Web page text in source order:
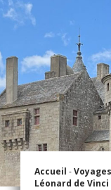
Accueil -
Léonard de